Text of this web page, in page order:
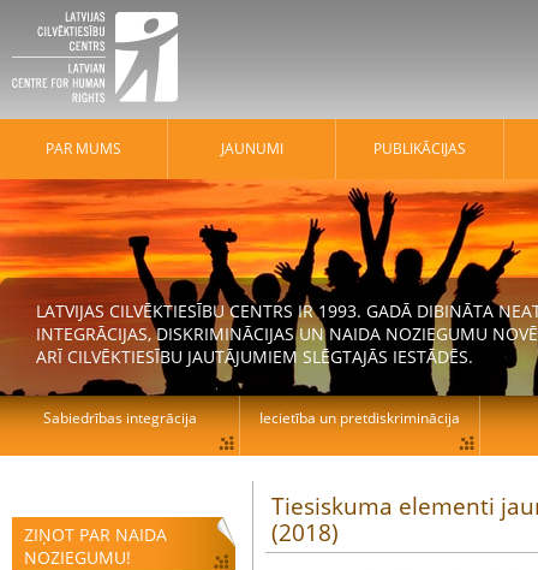
ZIŅOT PAR NAIDA
NOZIEGUMU!
Tiesiskuma elementi
(2018)
PAR MUMS JAUNUMI PUBLIKĀCIJAS
LATVIJAS CILVĒKTIESĪBU CENTRS IR 1993. GADĀ DIBINĀTA
INTEGRĀCIJAS, DISKRIMINĀCIJAS UN NAIDA NOZIEGUMU
ARĪ CILVĒKTIESĪBU JAUTĀJUMIEM SLĒGTAJĀS IESTĀDĒS.
Sabiedrības integrācija Iecietība un pretdiskriminācija